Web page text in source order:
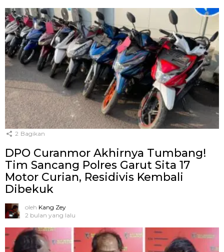
2 Bagikan
DPO Curanmor Akhirnya Tumbang!
Tim Sancang Polres Garut Sita 17
Motor Curian, Residivis Kembali
Dibekuk
oleh Kang Zey
2 bulan yang lalu